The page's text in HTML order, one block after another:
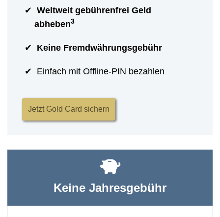
Weltweit gebührenfrei Geld
abheben3
Keine Fremdwährungsgebühr
Einfach mit Offline-PIN bezahlen
Jetzt Gold Card sichern
Keine Jahresgebühr